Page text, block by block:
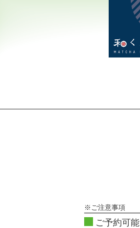
※ご注意事項
ご予約可能